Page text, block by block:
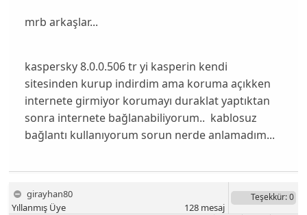
mrb arkaşlar...
kaspersky 8.0.0.506 tr yi kasperin kendi
sitesinden kurup indirdim ama koruma açıkken
internete girmiyor korumayı duraklat yaptıktan
sonra internete bağlanabiliyorum.. kablosuz
bağlantı kullanıyorum sorun nerde anlamadım...
girayhan80
Yıllanmış Üye
Teşekkür: 0
128mesaj